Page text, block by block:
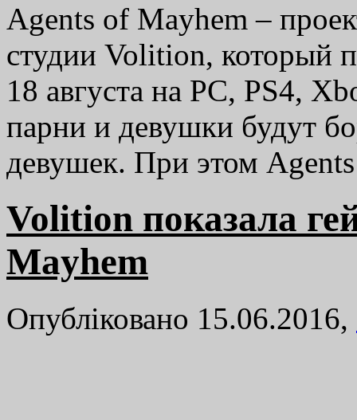
Agents of Mayhem –
студии Volition, который
18 августа на PC, PS4,
парни и девушки будут
девушек. При этом
Volition показала
Mayhem
Опубліковано 15.06.2016,